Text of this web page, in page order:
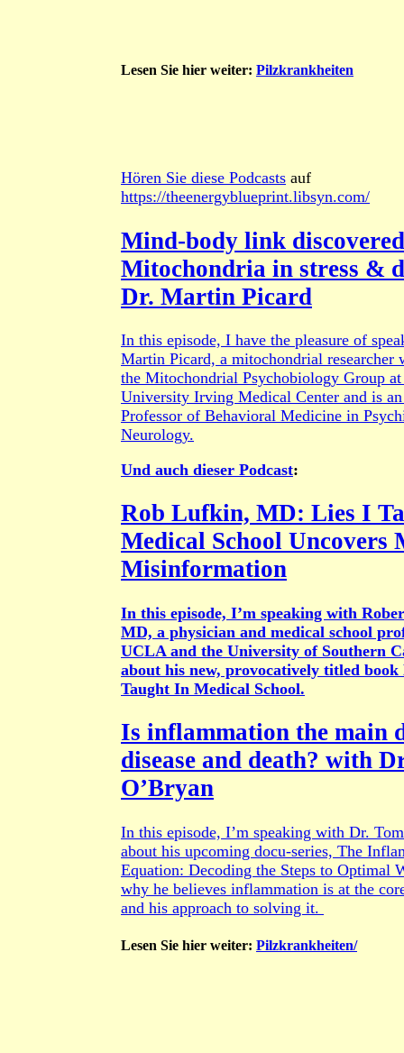
Lesen Sie hier weiter: Pilzkrankheiten
Hören Sie diese Podcasts auf
https://theenergyblueprint.libsyn.com/
Mind-body link
Mitochondria in stress &
Dr. Martin Picard
In this episode, I have the pleasure of
Martin Picard, a mitochondrial researcher
the Mitochondrial Psychobiology Group
University Irving Medical Center and is an
Professor of Behavioral Medicine in
Neurology.
Und auch dieser Podcast:
Rob Lufkin, MD: Lies I
Medical School Uncovers
Misinformation
In this episode, I’m speaking with
MD, a physician and medical school
UCLA and the University of Southern
about his new, provocatively titled book
Taught In Medical School.
Is inflammation the main
disease and death? with
O’Bryan
In this episode, I’m speaking with Dr.
about his upcoming docu-series, The
Equation: Decoding the Steps to Optimal
why he believes inflammation is at the
and his approach to solving it.
Lesen Sie hier weiter: Pilzkrankheiten/